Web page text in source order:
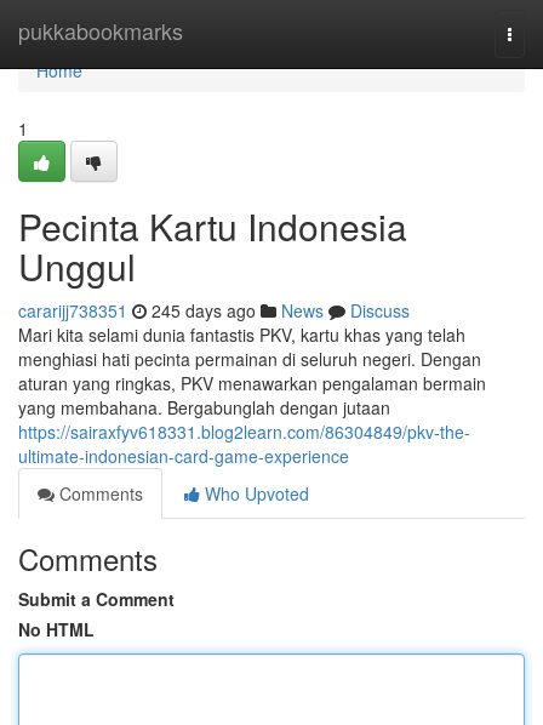
pukkabookmarks
Home
Home
1
Pecinta Kartu Indonesia
Unggul
cararijj738351 245 days ago News
Discuss
Mari kita selami dunia fantastis PKV, kartu khas yang telah
menghiasi hati pecinta permainan di seluruh negeri. Dengan
aturan yang ringkas, PKV menawarkan pengalaman bermain
yang membahana. Bergabunglah dengan jutaan
https://sairaxfyv618331.blog2learn.com/86304849/pkv-the-
ultimate-indonesian-card-game-experience
Comments
Who Upvoted
Comments
Submit a Comment
No HTML